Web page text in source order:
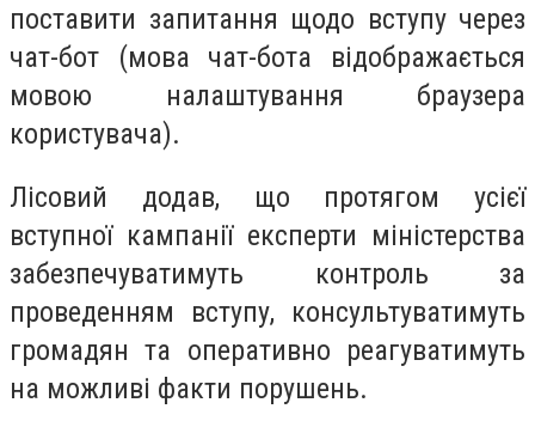
поставити запитання щодо вступу через
чат-бот (мова чат-бота відображається
мовою налаштування браузера
користувача).
Лісовий додав, що протягом усієї
вступної кампанії експерти міністерства
забезпечуватимуть контроль за
проведенням вступу, консультуватимуть
громадян та оперативно реагуватимуть
на можливі факти порушень.